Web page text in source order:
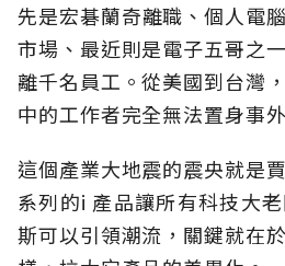
先是宏碁蘭奇離職、個人電
市場、最近則是電子五哥之
離千名員工。從美國到台灣
中的工作者完全無法置身事
這個產業大地震的震央就是
系列的i 產品讓所有科技大
斯可以引領潮流，關鍵就在